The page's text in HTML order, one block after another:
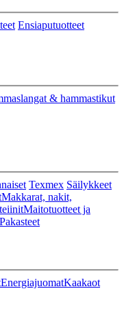
Ensiaputuotteet
& hammastikut
Texmex Säilykkeet
Makkarat, nakit,
Maitotuotteet ja
Pakasteet
EnergiajuomatKaakaot